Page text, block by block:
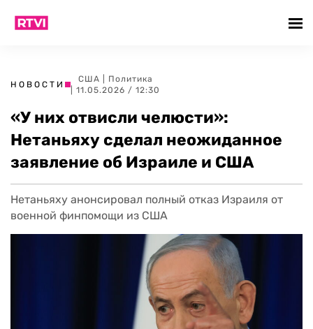
НОВОСТИ
США
Политика
| 11.05.2026 / 12:30
«У них отвисли челюсти»:
Нетаньяху сделал неожиданное
заявление об Израиле и США
Нетаньяху анонсировал полный отказ Израиля от
военной финпомощи из США